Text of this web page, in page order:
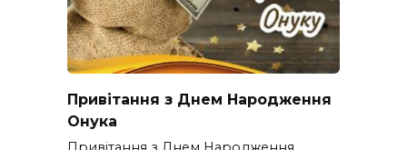
Привітання з Днем Народження
Онука